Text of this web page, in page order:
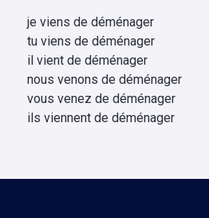
je viens de déménager
tu viens de déménager
il vient de déménager
nous venons de déménager
vous venez de déménager
ils viennent de déménager